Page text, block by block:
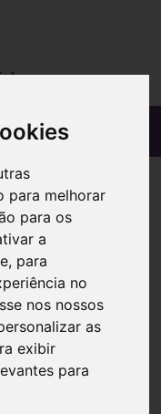
para melhorar
para os
a
, para
no
nos nossos
as
exibir
para